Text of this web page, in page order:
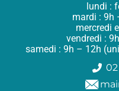
lundi :
mardi : 9h
mercredi
vendredi :
samedi : 9h – 12h